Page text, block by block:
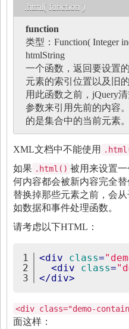
.html( function )
function
类型： Function( Integer
htmlString
一个函数，返回要设置
元素的索引位置以及旧
用此函数之前，jQuery
参数来引用先前的内容
的是集合中的当前元素。
XML文档中不能使用
如果 .html() 被用来设置
何内容都会被新内容完全
替换掉那些元素之前，会
如数据和事件处理函数。
请考虑以下HTML：
1
2
3
<div class=
<div class=
</div>
<div class="demo-
面这样：